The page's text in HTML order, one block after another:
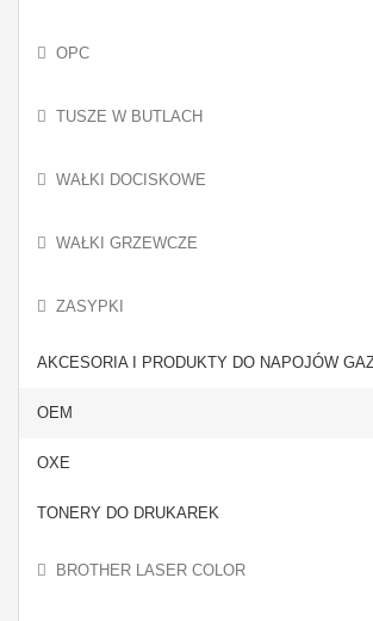
OPC
TUSZE W BUTLACH
WAŁKI DOCISKOWE
WAŁKI GRZEWCZE
ZASYPKI
AKCESORIA I PRODUKTY DO NAPOJÓW
OEM
OXE
TONERY DO DRUKAREK
BROTHER LASER COLOR